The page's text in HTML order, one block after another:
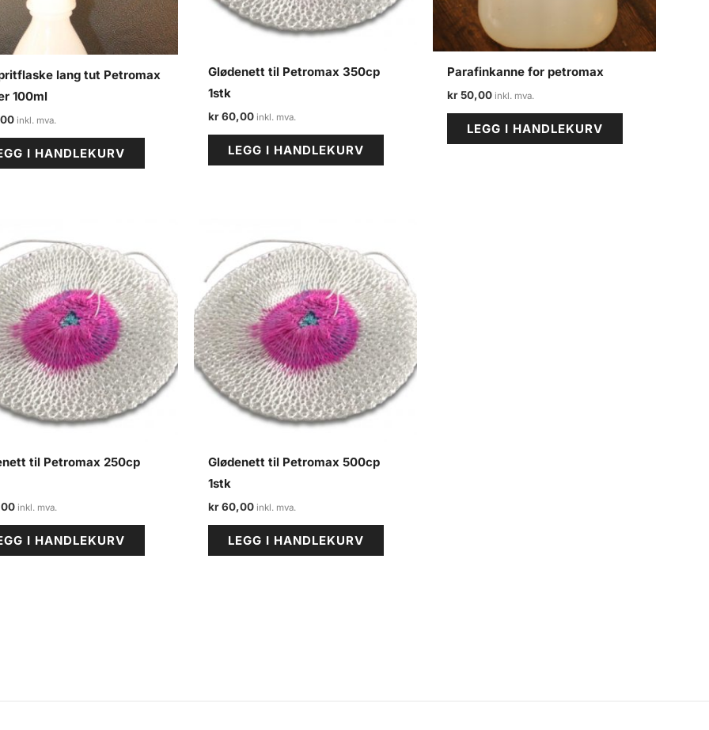
lang tut Petromax
100ml
I HANDLEKURV
Glødenett til Petromax 350cp
1stk
kr60,00
LEGG I HANDLEKURV
Parafinkanne for petromax
kr50,00
LEGG I HANDLEKURV
til Petromax 250cp
I HANDLEKURV
Glødenett til Petromax 500cp
1stk
kr60,00
LEGG I HANDLEKURV